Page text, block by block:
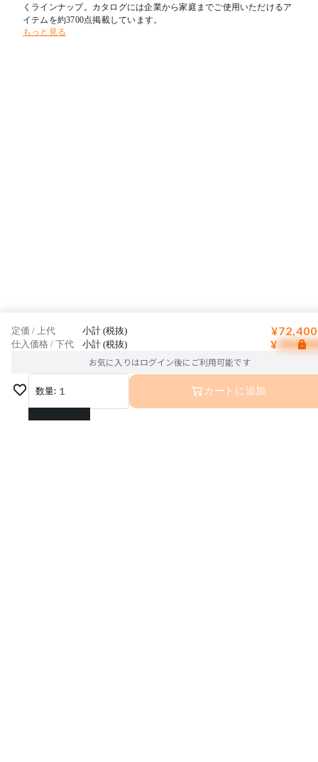
くラインナップ。カタログには企業から家庭までご使用いただけるア
イテムを約3700点掲載しています。
もっと見る
定価 / 上代 小計 (税抜)
仕入価格 / 下代 小計 (税抜) ¥
お気に入りはログイン後にご利用可能です
数量: 1
1
カートに追加